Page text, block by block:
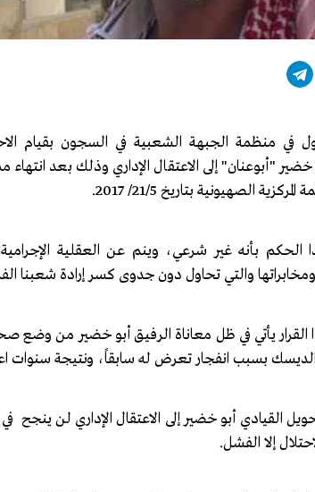
في منظمة الجبهة الشعبية في السجون بقيام
الصهيونية بتاريخ 21/5/ 2017.
بأنه غير شرعي، وينم عن العقلية
والتي تحاول دون جدوى كسر إرادة شعبنا
القرار يأتي في ظل معاناة الرفيق أبو خضير من
بسبب انفجار تعرض له سابقاً، ونتيجة سنوات
القيادي أبو خضير إلى الاعتقال الإداري لن ينجح
إلا الفشل.